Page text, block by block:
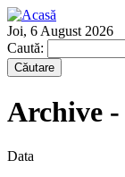
Joi, 6 August 2026
Caută:
Archive -
Data